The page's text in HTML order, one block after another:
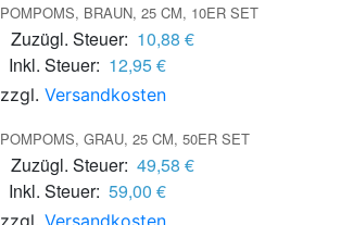
POMPOMS, BRAUN, 25 CM, 10ER SET
Zuzügl. Steuer: 10,88 €
Inkl. Steuer: 12,95 €
zzgl. Versandkosten
POMPOMS, GRAU, 25 CM, 50ER SET
Zuzügl. Steuer: 49,58 €
Inkl. Steuer: 59,00 €
zzgl. Versandkosten